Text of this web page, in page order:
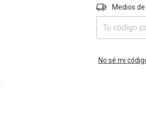
Entregas para
Medios
No sé mi